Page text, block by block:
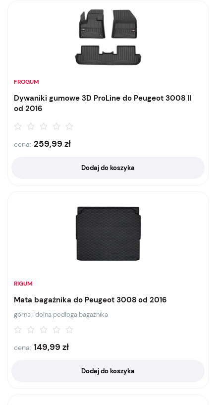
FROGUM
Dywaniki gumowe 3D ProLine do Peugeot 3008 II
od 2016
cena: 259,99 zł
Dodaj do koszyka
RIGUM
Mata bagażnika do Peugeot 3008 od 2016
górna i dolna podłoga bagażnika
cena: 149,99 zł
Dodaj do koszyka